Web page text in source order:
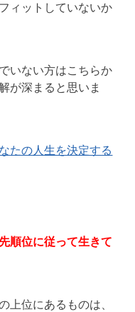
ィットしていないか
いない方はこちらか
が深まると思いま
たの人生を決定する
順位に従って生きて
上位にあるものは、